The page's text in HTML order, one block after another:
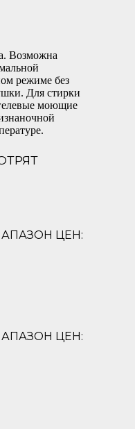
Возможна
режиме без
Для стирки
моющие
ЦЕН:
ЦЕН: